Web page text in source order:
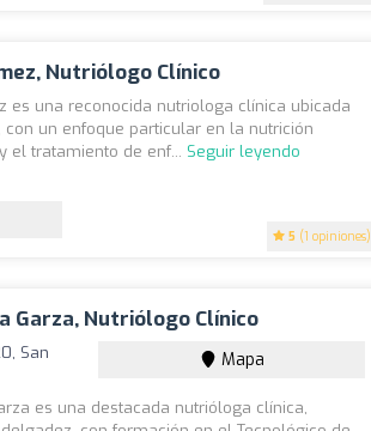
Nutriólogo Clínico
5 (1 opiniones)
es una reconocida nutriologa clínica ubicada
con un enfoque particular en la nutrición
el tratamiento de enf... Seguir leyendo
Garza, Nutriólogo Clínico
San
Mapa
es una destacada nutrióloga clínica,